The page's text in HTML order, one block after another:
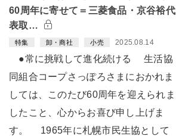
60周年に寄せて＝三菱食品・京谷裕代
表取…
特集 卸・商社 小売 2025.08.14
●常に挑戦して進化続ける 生活協
同組合コープさっぽろさまにおかれま
しては、このたび60周年を迎えられま
したこと、心からお喜び申し上げま
す。 1965年に札幌市民生協として